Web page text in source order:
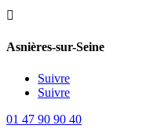

Asnières-sur-Seine
Suivre
Suivre
01 47 90 90 40